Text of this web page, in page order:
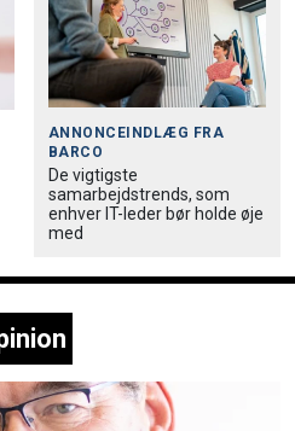
ANNONCEINDLÆG FRA
BARCO
De vigtigste
samarbejdstrends, som
enhver IT-leder bør holde øje
med